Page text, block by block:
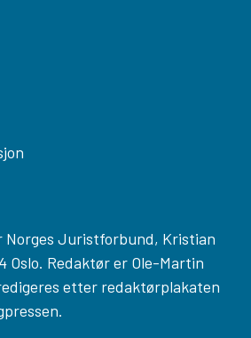
Juristforbund, Kristian
Oslo. Redaktør er Ole-Martin
etter redaktørplakaten